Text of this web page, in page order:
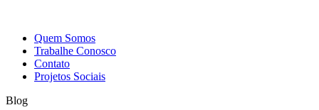
Quem Somos
Trabalhe Conosco
Contato
Projetos Sociais
Blog